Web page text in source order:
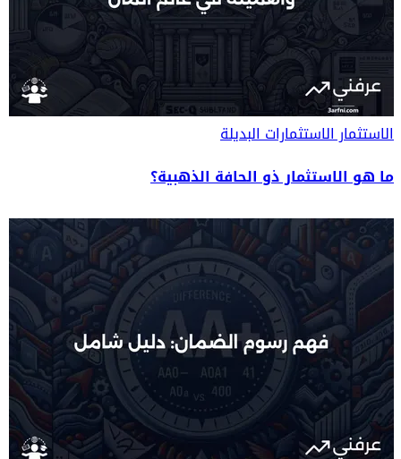
الاستثمارالاستثمارات البديلة
ما هو الاستثمار ذو الحافة الذهبية؟